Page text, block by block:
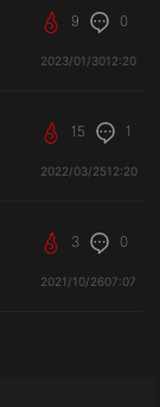
9 0
2023/01/3012:20
15 1
2022/03/2512:20
3 0
2021/10/2607:07